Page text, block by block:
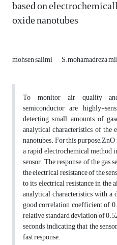
based on
oxide nanotubes
mohsen salimi
S.mohamadreza
To monitor air quality
semiconductor are highly-
detecting small amounts of
analytical characteristics of the
nanotubes. For this purpose,
a rapid electrochemical method
sensor. The response of the gas
the electrical resistance of the
to its electrical resistance in the
analytical characteristics with
good correlation coefficient of
relative standard deviation of
seconds, indicating that the
fast response.